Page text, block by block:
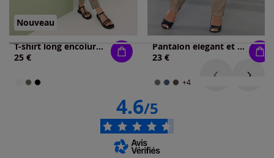
Nouveau
T-shirt long encolure en v affinante
25 €
Pantalon élégant et confortable à plis
23 €
+4
4.6/5